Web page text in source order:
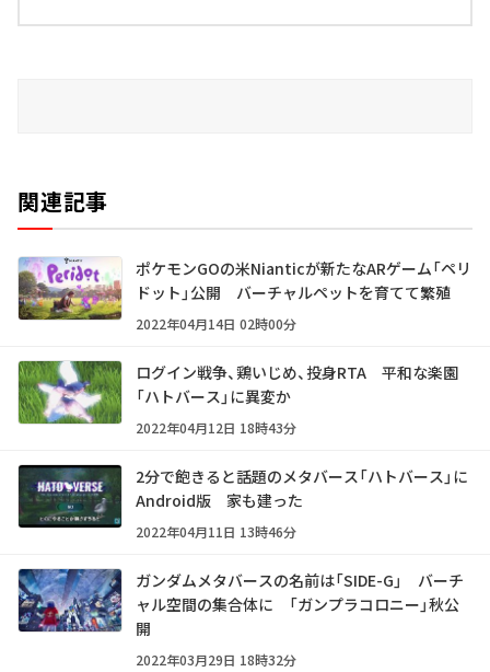
関連記事
ポケモンGOの米Nianticが新たなARゲーム「ペリ
ドット」公開 バーチャルペットを育てて繁殖
2022年04月14日 02時00分
ログイン戦争、鶏いじめ、投身RTA 平和な楽園
「ハトバース」に異変か
2022年04月12日 18時43分
2分で飽きると話題のメタバース「ハトバース」に
Android版 家も建った
2022年04月11日 13時46分
ガンダムメタバースの名前は「SIDE-G」 バーチ
ャル空間の集合体に 「ガンプラコロニー」秋公
開
2022年03月29日 18時32分